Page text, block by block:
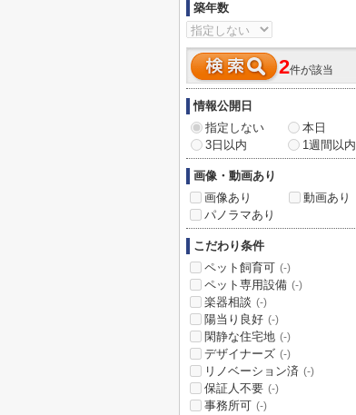
築年数
2件が該当
情報公開日
指定しない
本日
3日以内
1週間以内
画像・動画あり
画像あり
動画あり
パノラマあり
こだわり条件
ペット飼育可 (-)
ペット専用設備 (-)
楽器相談 (-)
陽当り良好 (-)
閑静な住宅地 (-)
デザイナーズ (-)
リノベーション済 (-)
保証人不要 (-)
事務所可 (-)